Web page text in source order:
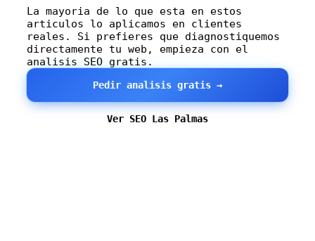
La mayoria de lo que esta en estos
articulos lo aplicamos en clientes
reales. Si prefieres que diagnostiquemos
directamente tu web, empieza con el
analisis SEO gratis.
Pedir analisis gratis →
Ver SEO Las Palmas